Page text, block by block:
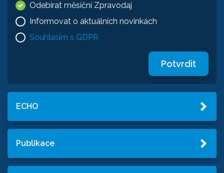
Odebírat měsíční Zpravodaj
Informovat o aktuálních novinkách
Souhlasím s GDPR
Potvrdit
ECHO
Publikace